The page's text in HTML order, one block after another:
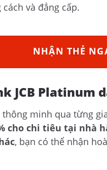
và đẳng cấp.
NHẬN THẺ
JCB Platinum
minh qua từng
cho chi tiêu tại nhà
, bạn có thể nhận